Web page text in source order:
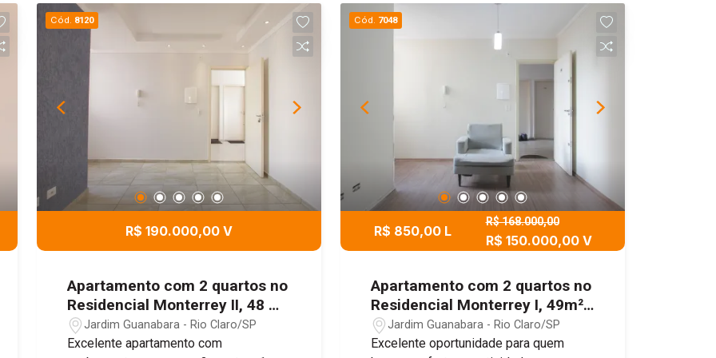
localizado no 2º andar, com incidência
de sol da tarde, garantindo ambientes
mais iluminados e agradáveis. Mais do
que um apartamento, é o passo que
faltava para você sair do aluguel e
Cód. 8120
R$ 190.000,00 V
Apartamento com 2 quartos no
Residencial Monterrey II, 48 m²
- Jardim Guanabara, Rio
Claro/SP
Jardim Guanabara - Rio Claro/SP
Excelente apartamento com
Cód. 7048
R$ 850,00 L
R$ 168.000,00
R$ 150.000,00 V
Apartamento com 2 quartos no
Residencial Monterrey I, 49m² -
Jardim Guanabara, Rio
Claro/SP
Jardim Guanabara - Rio Claro/SP
Excelente oportunidade para quem